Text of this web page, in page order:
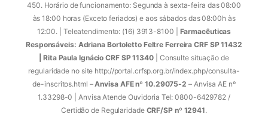
450. Horário de funcionamento: Segunda à sexta-feira das 08:00
às 18:00 horas (Exceto feriados) e aos sábados das 08:00h às
12:00. | Teleatendimento: (16) 3913-8100 | Farmacêuticas
Responsáveis: Adriana Bortoletto Feltre Ferreira CRF SP 11432
| Rita Paula Ignácio CRF SP 11340 | Consulte situação de
regularidade no site http://portal.crfsp.org.br/index.php/consulta-
de-inscritos.html –Anvisa AFE nº 10.29075-2 – Anvisa AE nº
1.33298-0 | Anvisa Atende Ouvidoria Tel: 0800-6429782 /
Certidão de Regularidade CRF/SP nº 12941.